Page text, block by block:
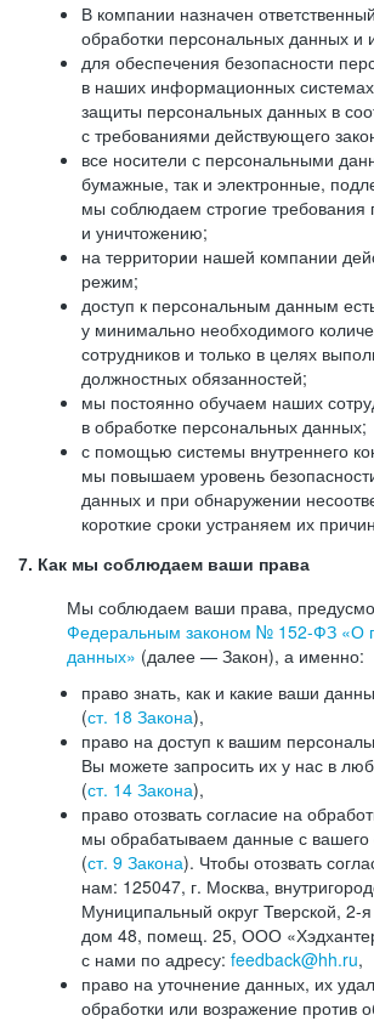
В компании назначен
обработки персональных данных и
для обеспечения безопасности
в наших информационных
защиты персональных данных в
с требованиями действующего
все носители с персональными
бумажные, так и электронные,
мы соблюдаем строгие требования
и уничтожению;
на территории нашей компании
режим;
доступ к персональным данным
у минимально необходимого
сотрудников и только в целях
должностных обязанностей;
мы постоянно обучаем наших
в обработке персональных данных;
с помощью системы внутреннего
мы повышаем уровень
данных и при обнаружении
короткие сроки устраняем их
7. Как мы соблюдаем ваши права
Мы соблюдаем ваши права,
Федеральным законом № 152-ФЗ «О
данных» (далее — Закон), а именно:
право знать, как и какие ваши
(ст. 18 Закона),
право на доступ к вашим
Вы можете запросить их у нас в
(ст. 14 Закона),
право отозвать согласие на
мы обрабатываем данные с вашего
(ст. 9 Закона). Чтобы отозвать
нам: 125047, г. Москва,
Муниципальный округ Тверской, 2-
дом 48, помещ. 25, ООО
с нами по адресу: feedback@hh.ru,
право на уточнение данных, их
обработки или возражение против